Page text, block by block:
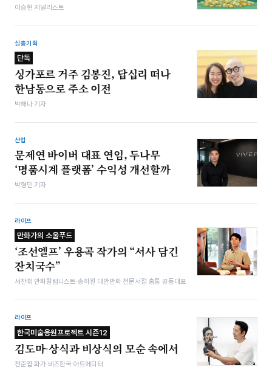
이승현 저널리스트
심층기획
단독
싱가포르 거주 김봉진, 답십리 떠나
한남동으로 주소 이전
박해나 기자
산업
문제연 바이버 대표 연임, 두나무
‘명품시계 플랫폼’ 수익성 개선할까
박형민 기자
라이프
만화가의 소울푸드
‘조선엘프’ 우용곡 작가의 “서사 담긴
잔치국수”
서찬휘 만화칼럼니스트·송하원 대안만화 전문서점 홈통 공동대표
라이프
한국미술응원프로젝트 시즌12
김도마-상식과 비상식의 모순 속에서
전준엽 화가·비즈한국 아트에디터